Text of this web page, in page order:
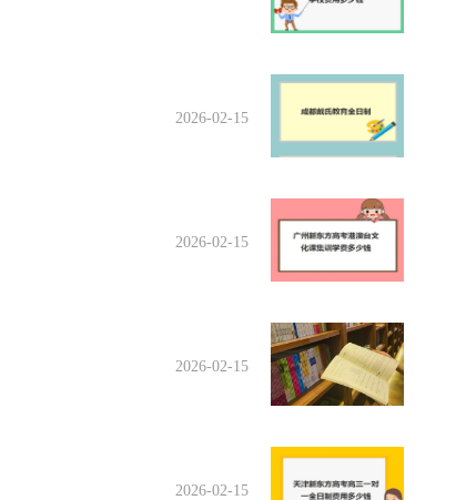
2026-02-15
2026-02-15
2026-02-15
2026-02-15